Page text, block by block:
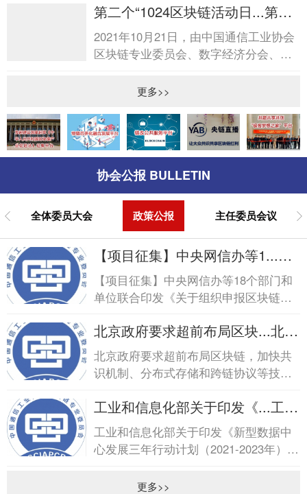
第二个“1024区块链活动日...第二
个“1024区块链活动日...
2021年10月21日，由中国通信工业协会
区块链专业委员会、数字经济分会、物
动日”系列...
更多>>
协会公报 BULLETIN
全体委员大会 政策公报 主任委员会议
【项目征集】中央网信办等1...
【项目征集】中央网信办等1...
【项目征集】中央网信办等18个部门和
单位联合印发《关于组织申报区块链创
北京政府要求超前布局区块...北京
政府要求超前布局区块...
北京政府要求超前布局区块链，加快共
识机制、分布式存储和跨链协议等技术
工业和信息化部关于印发《...工业
和信息化部关于印发《...
工业和信息化部关于印发《新型数据中
心发展三年行动计划（2021-2023年）》
更多>>